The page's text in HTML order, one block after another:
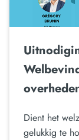
Dient het
gelukkig te